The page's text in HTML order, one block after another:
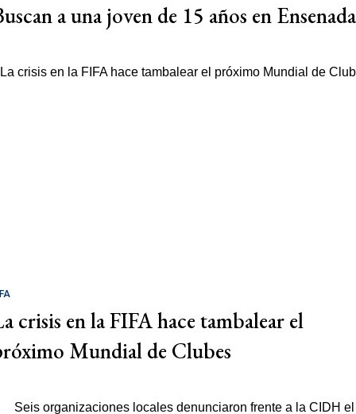
a una joven de 15 años en Ensenada
crisis en la FIFA hace tambalear el
Mundial de Clubes